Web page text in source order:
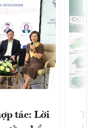
tác: Lời